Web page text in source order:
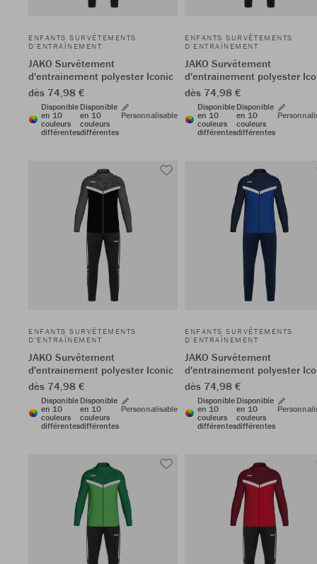
ENFANTS SURVÊTEMENTS
D'ENTRAÎNEMENT
JAKO Survêtement
d'entrainement polyester Iconic
dès 74,98 €
Disponible
en 10
couleurs
différentes
Disponible
en 10
couleurs
différentes
Personnalisable
ENFANTS SURVÊTEMENTS
D'ENTRAÎNEMENT
JAKO Survêtement
d'entrainement polyester
dès 74,98 €
Disponible
en 10
couleurs
différentes
Disponible
en 10
couleurs
différentes
ENFANTS SURVÊTEMENTS
D'ENTRAÎNEMENT
JAKO Survêtement
d'entrainement polyester Iconic
dès 74,98 €
Disponible
en 10
couleurs
différentes
Disponible
en 10
couleurs
différentes
Personnalisable
ENFANTS SURVÊTEMENTS
D'ENTRAÎNEMENT
JAKO Survêtement
d'entrainement polyester
dès 74,98 €
Disponible
en 10
couleurs
différentes
Disponible
en 10
couleurs
différentes